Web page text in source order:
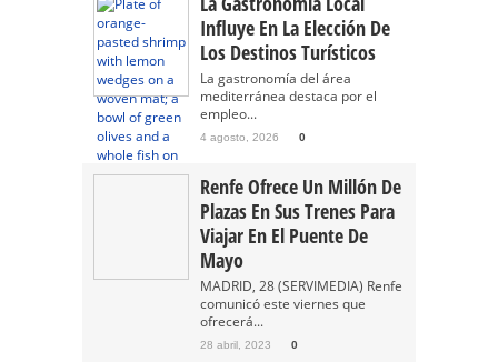
Influye En La Elección De
Los Destinos Turísticos
La gastronomía del área
mediterránea destaca por el
empleo...
4 agosto, 2026 0
Renfe Ofrece Un Millón De
Plazas En Sus Trenes Para
Viajar En El Puente De
Mayo
MADRID, 28 (SERVIMEDIA) Renfe
comunicó este viernes que
ofrecerá...
28 abril, 2023 0